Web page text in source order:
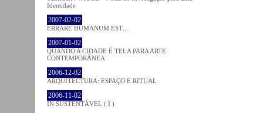
Identidade
2007-02-02
ERRARE HUMANUM EST…
2007-01-02
QUANDO A CIDADE É TELA PARA ARTE
CONTEMPORÂNEA
2006-12-02
ARQUITECTURA: ESPAÇO E RITUAL
2006-11-02
IN SUSTENTÁVEL ( I )